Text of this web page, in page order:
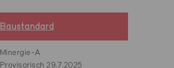
Baustandard
Minergie-A
Provisorisch 29.7.2025